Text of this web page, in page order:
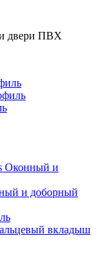
и двери ПВХ
Оконный и
и доборный
вкладыш